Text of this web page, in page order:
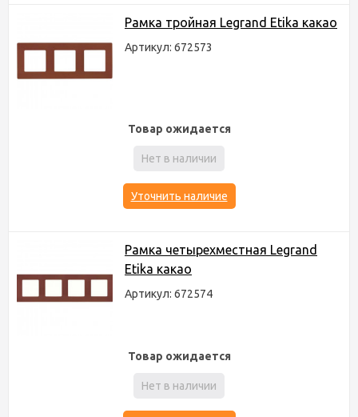
Рамка тройная Legrand Etika какао
Артикул: 672573
Товар ожидается
Нет в наличии
Уточнить наличие
Рамка четырехместная Legrand
Etika какао
Артикул: 672574
Товар ожидается
Нет в наличии